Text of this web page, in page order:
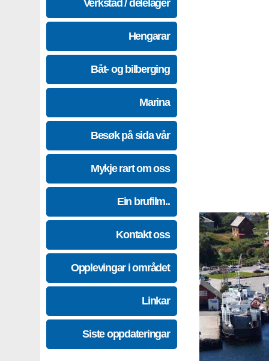
Verkstad / delelager
Hengarar
Båt- og bilberging
Marina
Besøk på sida vår
Mykje rart om oss
Ein brufilm..
Kontakt oss
Opplevingar i området
Linkar
Siste oppdateringar